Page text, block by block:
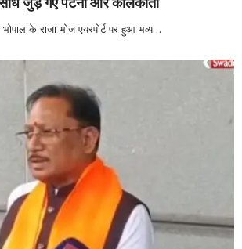
के राजा भोज एयरपोर्ट पर हुआ भव्य…